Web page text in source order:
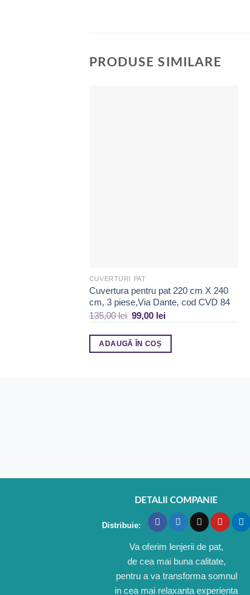
PRODUSE SIMILARE
CUVERTURI PAT
Cuvertura pentru pat 220 cm X 240
cm, 3 piese,Via Dante, cod CVD 84
135,00lei 99,00 lei
ADAUGĂ ÎN COȘ
DETALII COMPANIE
Distribuie:
Va oferim lenjerii de pat,
de cea mai buna calitate,
pentru a va transforma somnul
in cea mai relaxanta experienta